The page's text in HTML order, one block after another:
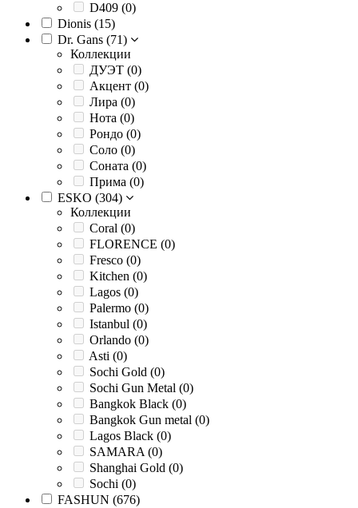
D409 (0)
Dionis (15)
Dr. Gans (71)
Коллекции
ДУЭТ (0)
Акцент (0)
Лира (0)
Нота (0)
Рондо (0)
Соло (0)
Соната (0)
Прима (0)
ESKO (304)
Коллекции
Coral (0)
FLORENCE (0)
Fresco (0)
Kitchen (0)
Lagos (0)
Palermo (0)
Istanbul (0)
Orlando (0)
Asti (0)
Sochi Gold (0)
Sochi Gun Metal (0)
Bangkok Black (0)
Bangkok Gun metal (0)
Lagos Black (0)
SAMARA (0)
Shanghai Gold (0)
Sochi (0)
FASHUN (676)